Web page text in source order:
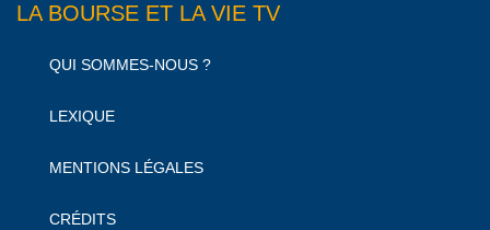
LA BOURSE ET LA VIE TV
QUI SOMMES-NOUS ?
LEXIQUE
MENTIONS LÉGALES
CRÉDITS